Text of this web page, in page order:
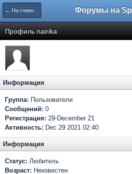
← На главную
Профиль nairika
Информация
Группа: Пользователи
Сообщений: 0
Регистрация: 29-December 21
Активность: Dec 29 2021 02:40
Информация
Статус: Любитель
Возраст: Неизвестен